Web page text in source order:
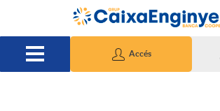
Salta al contingut principal
Accés